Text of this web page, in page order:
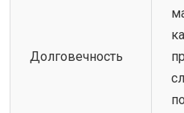
Долговечность